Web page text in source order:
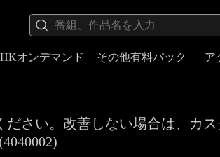
オンデマンド その他有料パック ア
さい。改善しない場合は、カ